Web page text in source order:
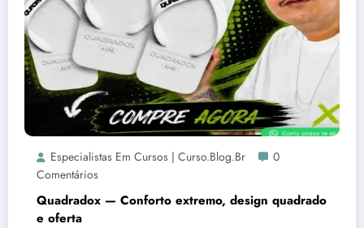
Especialistas Em Cursos | Curso.blog.br
0
Comentários
Quadradox — Conforto extremo, design quadrado
e oferta